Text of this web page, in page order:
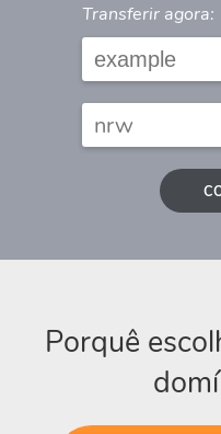
Transferir agora:
Porquê